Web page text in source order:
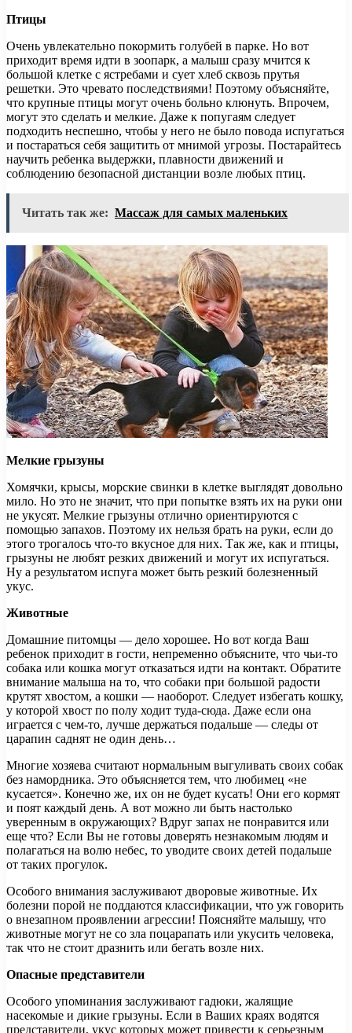
Птицы
Очень увлекательно покормить голубей в парке. Но вот
приходит время идти в зоопарк, а малыш сразу мчится к
большой клетке с ястребами и сует хлеб сквозь прутья
решетки. Это чревато последствиями! Поэтому объясняйте,
что крупные птицы могут очень больно клюнуть. Впрочем,
могут это сделать и мелкие. Даже к попугаям следует
подходить неспешно, чтобы у него не было повода испугаться
и постараться себя защитить от мнимой угрозы. Постарайтесь
научить ребенка выдержки, плавности движений и
соблюдению безопасной дистанции возле любых птиц.
Читать так же: Массаж для самых маленьких
Мелкие грызуны
Хомячки, крысы, морские свинки в клетке выглядят довольно
мило. Но это не значит, что при попытке взять их на руки они
не укусят. Мелкие грызуны отлично ориентируются с
помощью запахов. Поэтому их нельзя брать на руки, если до
этого трогалось что-то вкусное для них. Так же, как и птицы,
грызуны не любят резких движений и могут их испугаться.
Ну а результатом испуга может быть резкий болезненный
укус.
Животные
Домашние питомцы — дело хорошее. Но вот когда Ваш
ребенок приходит в гости, непременно объясните, что чьи-то
собака или кошка могут отказаться идти на контакт. Обратите
внимание малыша на то, что собаки при большой радости
крутят хвостом, а кошки — наоборот. Следует избегать кошку,
у которой хвост по полу ходит туда-сюда. Даже если она
играется с чем-то, лучше держаться подальше — следы от
царапин саднят не один день…
Многие хозяева считают нормальным выгуливать своих собак
без намордника. Это объясняется тем, что любимец «не
кусается». Конечно же, их он не будет кусать! Они его кормят
и поят каждый день. А вот можно ли быть настолько
уверенным в окружающих? Вдруг запах не понравится или
еще что? Если Вы не готовы доверять незнакомым людям и
полагаться на волю небес, то уводите своих детей подальше
от таких прогулок.
Особого внимания заслуживают дворовые животные. Их
болезни порой не поддаются классификации, что уж говорить
о внезапном проявлении агрессии! Поясняйте малышу, что
животные могут не со зла поцарапать или укусить человека,
так что не стоит дразнить или бегать возле них.
Опасные представители
Особого упоминания заслуживают гадюки, жалящие
насекомые и дикие грызуны. Если в Ваших краях водятся
представители, укус которых может привести к серьезным